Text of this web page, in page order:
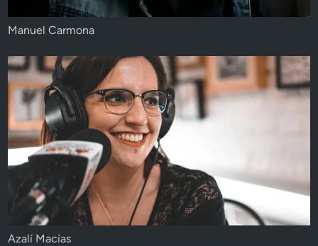
Manuel Carmona
Azalí Macías